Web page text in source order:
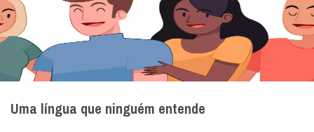
Uma língua que ninguém entende